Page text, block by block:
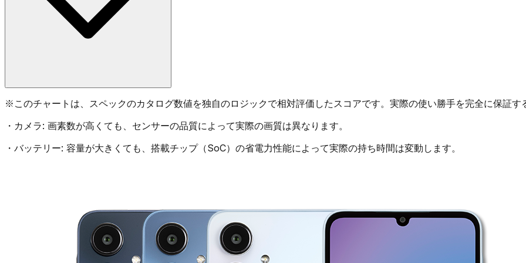
※ このチャートは、スペックのカタログ数値を独自のロジックで相対評価したスコアです。実際の使い勝手を完全に保証す
・ カメラ: 画素数が高くても、センサーの品質によって実際の画質は異なります。
・ バッテリー: 容量が大きくても、搭載チップ（SoC）の省電力性能によって実際の持ち時間は変動します。